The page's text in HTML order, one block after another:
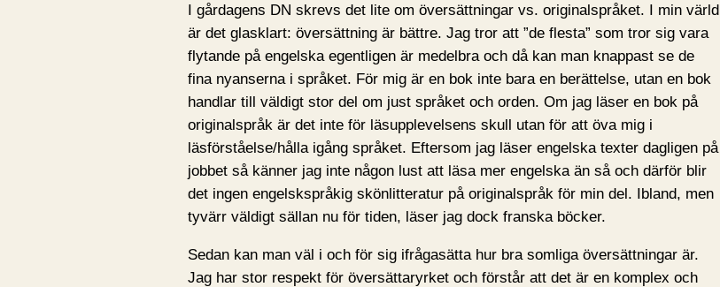
I gårdagens DN skrevs det lite om översättningar vs. originalspråket. I min värld
är det glasklart: översättning är bättre. Jag tror att ”de flesta” som tror sig vara
flytande på engelska egentligen är medelbra och då kan man knappast se de
fina nyanserna i språket. För mig är en bok inte bara en berättelse, utan en bok
handlar till väldigt stor del om just språket och orden. Om jag läser en bok på
originalspråk är det inte för läsupplevelsens skull utan för att öva mig i
läsförståelse/hålla igång språket. Eftersom jag läser engelska texter dagligen på
jobbet så känner jag inte någon lust att läsa mer engelska än så och därför blir
det ingen engelskspråkig skönlitteratur på originalspråk för min del. Ibland, men
tyvärr väldigt sällan nu för tiden, läser jag dock franska böcker.
Sedan kan man väl i och för sig ifrågasätta hur bra somliga översättningar är.
Jag har stor respekt för översättaryrket och förstår att det är en komplex och